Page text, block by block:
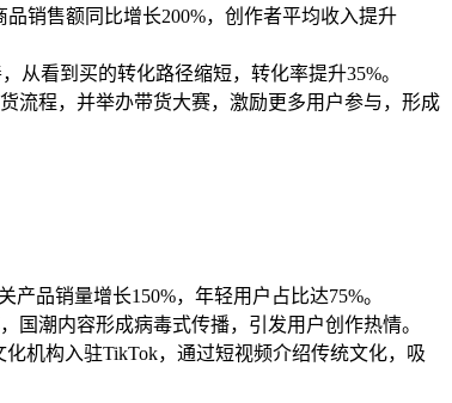
销售额同比增长200%，创作者平均收入提升
看到买的转化路径缩短，转化率提升35%。
流程，并举办带货大赛，激励更多用户参与，形成
品销量增长150%，年轻用户占比达75%。
潮内容形成病毒式传播，引发用户创作热情。
机构入驻TikTok，通过短视频介绍传统文化，吸